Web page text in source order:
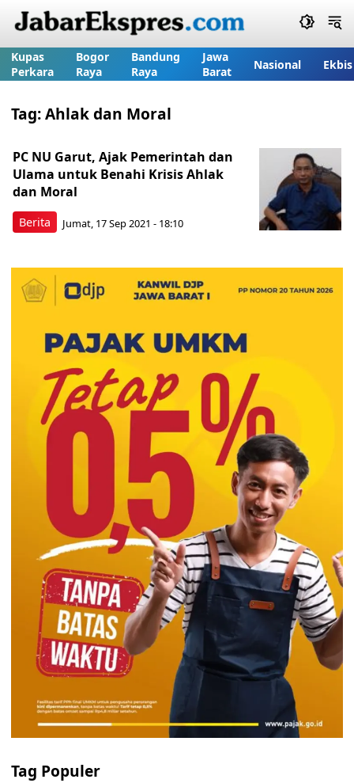
Kupas
Perkara
Bogor
Raya
Bandung
Raya
Jawa
Barat
Nasional Ekbis
Tag:Ahlak dan Moral
Berita
PC NU Garut, Ajak Pemerintah dan
Ulama untuk Benahi Krisis Ahlak
dan Moral
Jumat, 17 Sep 2021 - 18:10
Tag Populer